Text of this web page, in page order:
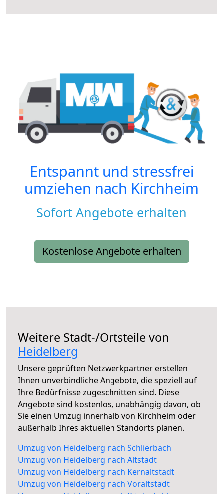
Entspannt und stressfrei
umziehen nach Kirchheim
Sofort Angebote erhalten
Kostenlose Angebote erhalten
Weitere Stadt-/Ortsteile von
Heidelberg
Unsere geprüften Netzwerkpartner erstellen
Ihnen unverbindliche Angebote, die speziell auf
Ihre Bedürfnisse zugeschnitten sind. Diese
Angebote sind kostenlos, unabhängig davon, ob
Sie einen Umzug innerhalb von Kirchheim oder
außerhalb Ihres aktuellen Standorts planen.
Umzug von Heidelberg nach Schlierbach
Umzug von Heidelberg nach Altstadt
Umzug von Heidelberg nach Kernaltstadt
Umzug von Heidelberg nach Voraltstadt